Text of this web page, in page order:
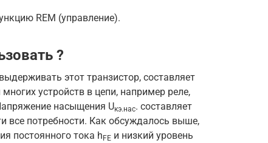
REM (управление).
?
этот транзистор, составляет
устройств в цепи, например реле,
насыщения Uкэ.нас. составляет
все потребности. Как обсуждалось выше,
постоянного тока h FE и низкий уровень